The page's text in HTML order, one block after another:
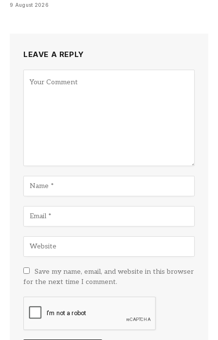
9 August 2026
LEAVE A REPLY
Save my name, email, and website in this browser
for the next time I comment.